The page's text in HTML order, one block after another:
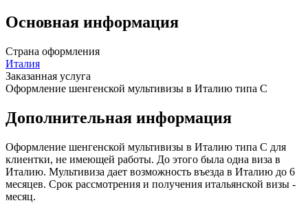
Основная информация
Страна оформления
Италия
Заказанная услуга
Оформление шенгенской мультивизы в Италию типа С
Дополнительная информация
Оформление шенгенской мультивизы в Италию типа С для
клиентки, не имеющей работы. До этого была одна виза в
Италию. Мультивиза дает возможность въезда в Италию до 6
месяцев. Срок рассмотрения и получения итальянской визы -
месяц.